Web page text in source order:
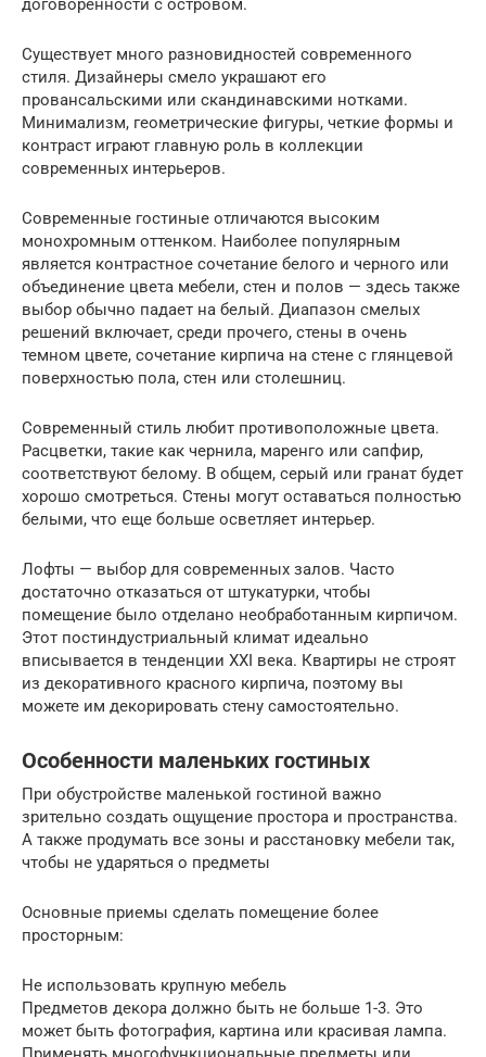
договоренности с островом.
Существует много разновидностей современного
стиля. Дизайнеры смело украшают его
провансальскими или скандинавскими нотками.
Минимализм, геометрические фигуры, четкие формы и
контраст играют главную роль в коллекции
современных интерьеров.
Современные гостиные отличаются высоким
монохромным оттенком. Наиболее популярным
является контрастное сочетание белого и черного или
объединение цвета мебели, стен и полов — здесь также
выбор обычно падает на белый. Диапазон смелых
решений включает, среди прочего, стены в очень
темном цвете, сочетание кирпича на стене с глянцевой
поверхностью пола, стен или столешниц.
Современный стиль любит противоположные цвета.
Расцветки, такие как чернила, маренго или сапфир,
соответствуют белому. В общем, серый или гранат будет
хорошо смотреться. Стены могут оставаться полностью
белыми, что еще больше осветляет интерьер.
Лофты — выбор для современных залов. Часто
достаточно отказаться от штукатурки, чтобы
помещение было отделано необработанным кирпичом.
Этот постиндустриальный климат идеально
вписывается в тенденции XXI века. Квартиры не строят
из декоративного красного кирпича, поэтому вы
можете им декорировать стену самостоятельно.
Особенности маленьких гостиных
При обустройстве маленькой гостиной важно
зрительно создать ощущение простора и пространства.
А также продумать все зоны и расстановку мебели так,
чтобы не ударяться о предметы
Основные приемы сделать помещение более
просторным:
Не использовать крупную мебель
Предметов декора должно быть не больше 1-3. Это
может быть фотография, картина или красивая лампа.